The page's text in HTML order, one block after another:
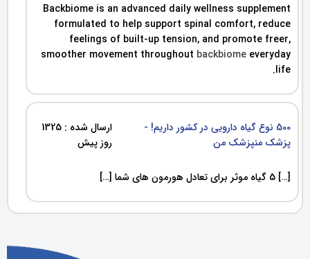
Backbiome is an advanced daily wellness supplement
formulated to help support spinal comfort, reduce
feelings of built-up tension, and promote freer,
smoother movement throughout backbiome everyday
life.
500 نوع گیاه دارویی در کشور داریم! -
پزشک منپزشک من
ارسال شده : 1325
روز پیش
[…] 5 گیاه موثر برای تعادل هورمون های شما […]